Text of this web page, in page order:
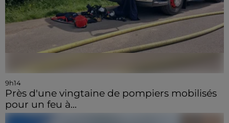
9h14
Près d'une vingtaine de pompiers mobilisés
pour un feu à...